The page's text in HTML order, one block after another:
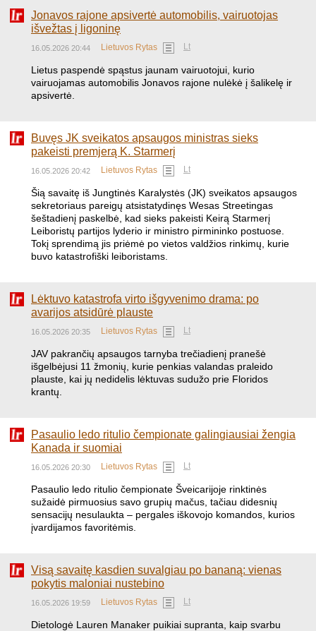
Jonavos rajone apsivertė automobilis, vairuotojas
išvežtas į ligoninę
16.05.2026 20:44 Lietuvos Rytas Lt
Lietus paspendė spąstus jaunam vairuotojui, kurio
vairuojamas automobilis Jonavos rajone nulėkė į šalikelę ir
apsivertė.
Buvęs JK sveikatos apsaugos ministras sieks
pakeisti premjerą K. Starmerį
16.05.2026 20:42 Lietuvos Rytas Lt
Šią savaitę iš Jungtinės Karalystės (JK) sveikatos apsaugos
sekretoriaus pareigų atsistatydinęs Wesas Streetingas
šeštadienį paskelbė, kad sieks pakeisti Keirą Starmerį
Leiboristų partijos lyderio ir ministro pirmininko postuose.
Tokį sprendimą jis priėmė po vietos valdžios rinkimų, kurie
buvo katastrofiški leiboristams.
Lėktuvo katastrofa virto išgyvenimo drama: po
avarijos atsidūrė plauste
16.05.2026 20:35 Lietuvos Rytas Lt
JAV pakrančių apsaugos tarnyba trečiadienį pranešė
išgelbėjusi 11 žmonių, kurie penkias valandas praleido
plauste, kai jų nedidelis lėktuvas sudužo prie Floridos
krantų.
Pasaulio ledo ritulio čempionate galingiausiai žengia
Kanada ir suomiai
16.05.2026 20:30 Lietuvos Rytas Lt
Pasaulio ledo ritulio čempionate Šveicarijoje rinktinės
sužaidė pirmuosius savo grupių mačus, tačiau didesnių
sensacijų nesulaukta – pergales iškovojo komandos, kurios
įvardijamos favoritėmis.
Visą savaitę kasdien suvalgiau po bananą: vienas
pokytis maloniai nustebino
16.05.2026 19:59 Lietuvos Rytas Lt
Dietologė Lauren Manaker puikiai supranta, kaip svarbu